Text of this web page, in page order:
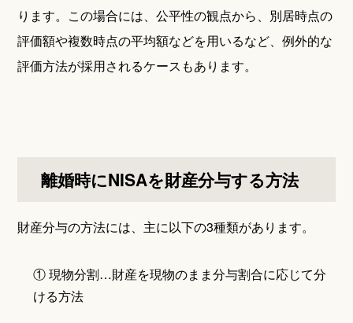
ります。この場合には、公平性の観点から、別居時点の
評価額や複数時点の平均額などを用いるなど、例外的な
評価方法が採用されるケースもあります。
離婚時にNISAを財産分与する方法
財産分与の方法には、主に以下の3種類があります。
① 現物分割…財産を現物のまま分与割合に応じて分
ける方法